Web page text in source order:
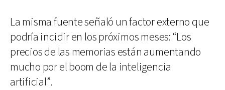
La misma fuente señaló un factor externo que
podría incidir en los próximos meses: “Los
precios de las memorias están aumentando
mucho por el boom de la inteligencia
artificial”.